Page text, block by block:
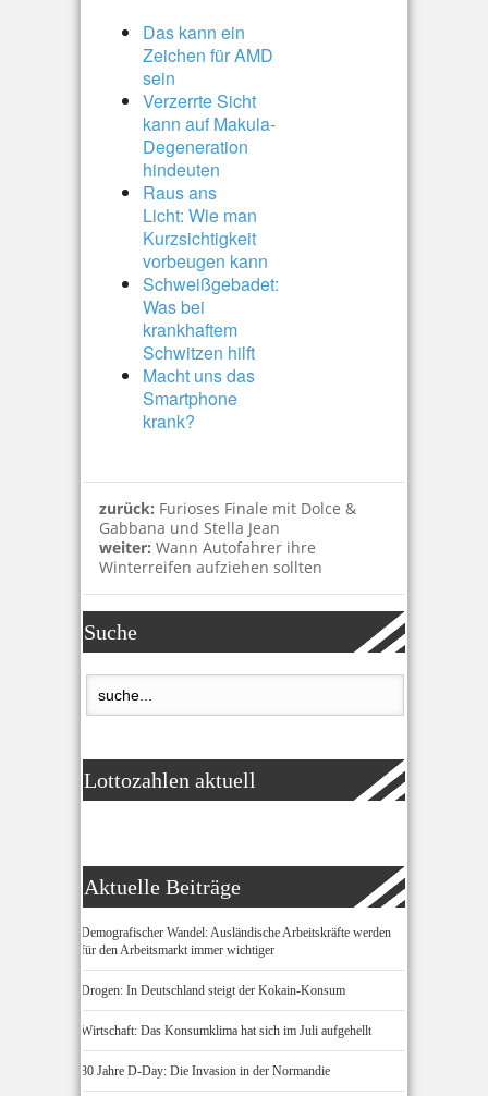
Das kann ein
Zeichen für AMD
sein
Verzerrte Sicht
kann auf Makula-
Degeneration
hindeuten
Raus ans
Licht: Wie man
Kurzsichtigkeit
vorbeugen kann
Schweißgebadet:
Was bei
krankhaftem
Schwitzen hilft
Macht uns das
Smartphone
krank?
zurück: Furioses Finale mit Dolce &
Gabbana und Stella Jean
weiter: Wann Autofahrer ihre
Winterreifen aufziehen sollten
Suche
Lottozahlen aktuell
Aktuelle Beiträge
Demografischer Wandel: Ausländische Arbeitskräfte werden
für den Arbeitsmarkt immer wichtiger
Drogen: In Deutschland steigt der Kokain-Konsum
Wirtschaft: Das Konsumklima hat sich im Juli aufgehellt
80 Jahre D-Day: Die Invasion in der Normandie